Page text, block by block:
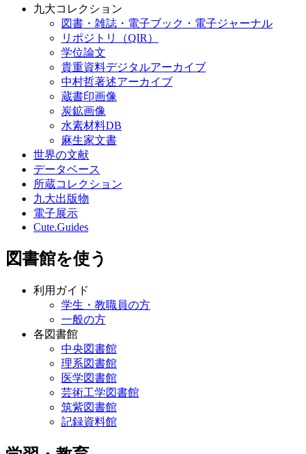
九大コレクション
図書・雑誌・電子ブック・電子ジャーナル
リポジトリ（QIR）
学位論文
貴重資料デジタルアーカイブ
中村哲著述アーカイブ
蔵書印画像
炭鉱画像
水素材料DB
麻生家文書
世界の文献
データベース
所蔵コレクション
九大出版物
電子展示
Cute.Guides
図書館を使う
利用ガイド
学生・教職員の方
一般の方
各図書館
中央図書館
理系図書館
医学図書館
芸術工学図書館
筑紫図書館
記録資料館